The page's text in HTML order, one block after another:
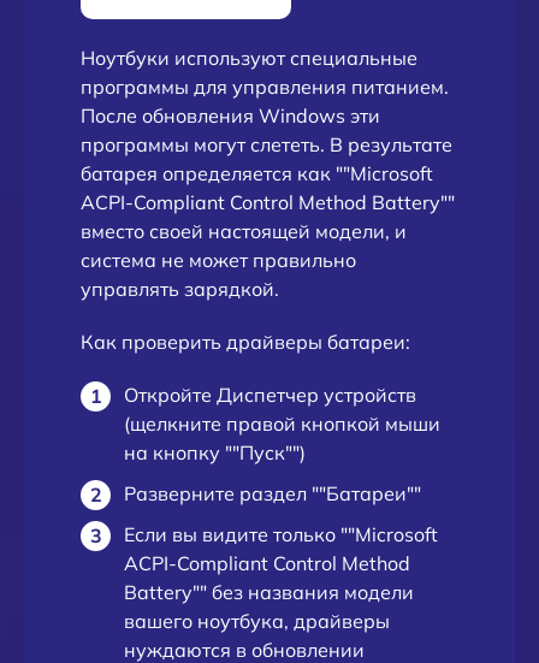
Ноутбуки используют специальные
программы для управления питанием.
После обновления Windows эти
программы могут слететь. В результате
батарея определяется как ""Microsoft
ACPI-Compliant Control Method Battery""
вместо своей настоящей модели, и
система не может правильно
управлять зарядкой.
Как проверить драйверы батареи:
Откройте Диспетчер устройств
(щелкните правой кнопкой мыши
на кнопку ""Пуск"")
Разверните раздел ""Батареи""
Если вы видите только ""Microsoft
ACPI-Compliant Control Method
Battery"" без названия модели
вашего ноутбука, драйверы
нуждаются в обновлении